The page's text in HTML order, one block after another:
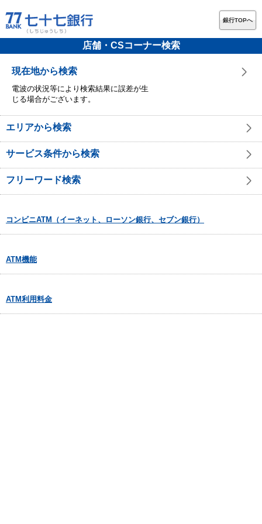
銀行TOPへ
店舗・CSコーナー検索
現在地から検索
電波の状況等により検索結果に誤差が生
じる場合がございます。
エリアから検索
サービス条件から検索
フリーワード検索
コンビニATM（イーネット、ローソン銀行、セブン銀行）
ATM機能
ATM利用料金